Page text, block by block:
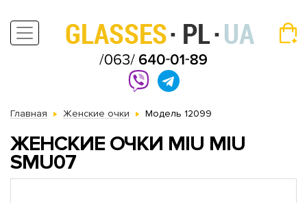
Главная Женские очки Модель 12099
ЖЕНСКИЕ ОЧКИ MIU MIU
SMU07